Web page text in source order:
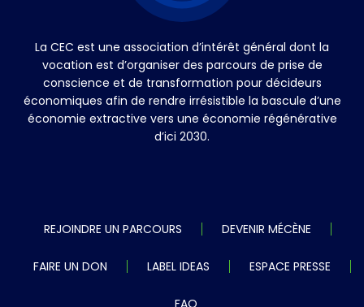
La CEC est une association d’intérêt général dont la
vocation est d’organiser des parcours de prise de
conscience et de transformation pour décideurs
économiques afin de rendre irrésistible la bascule d’une
économie extractive vers une économie régénérative
d’ici 2030.
REJOINDRE UN PARCOURS DEVENIR MÉCÈNE
FAIRE UN DON LABEL IDEAS ESPACE PRESSE